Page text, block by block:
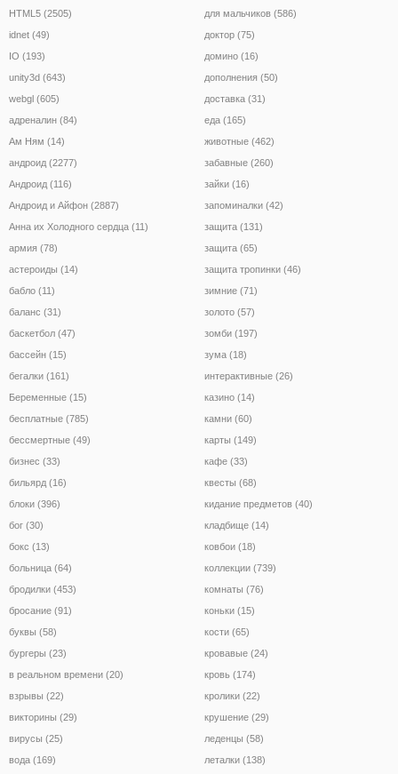
HTML5 (2505)
idnet (49)
IO (193)
unity3d (643)
webgl (605)
адреналин (84)
Ам Ням (14)
андроид (2277)
Андроид (116)
Андроид и Айфон (2887)
Анна их Холодного сердца (11)
армия (78)
астероиды (14)
бабло (11)
баланс (31)
баскетбол (47)
бассейн (15)
бегалки (161)
Беременные (15)
бесплатные (785)
бессмертные (49)
бизнес (33)
бильярд (16)
блоки (396)
бог (30)
бокс (13)
больница (64)
бродилки (453)
бросание (91)
буквы (58)
бургеры (23)
в реальном времени (20)
взрывы (22)
викторины (29)
вирусы (25)
вода (169)
для мальчиков (586)
доктор (75)
домино (16)
дополнения (50)
доставка (31)
еда (165)
животные (462)
забавные (260)
зайки (16)
запоминалки (42)
защита (131)
защита (65)
защита тропинки (46)
зимние (71)
золото (57)
зомби (197)
зума (18)
интерактивные (26)
казино (14)
камни (60)
карты (149)
кафе (33)
квесты (68)
кидание предметов (40)
кладбище (14)
ковбои (18)
коллекции (739)
комнаты (76)
коньки (15)
кости (65)
кровавые (24)
кровь (174)
кролики (22)
крушение (29)
леденцы (58)
леталки (138)